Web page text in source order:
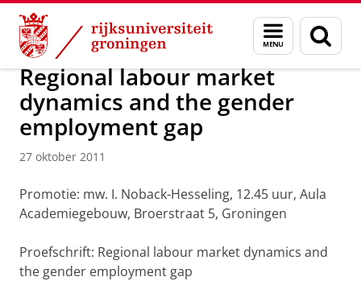
Skip
Content
Skip
Navigation
Menu
en
zoeken
Over ons Actueel Nieuws Nieuwsberichten
Regional labour market
dynamics and the gender
employment gap
27 oktober 2011
Promotie: mw. I. Noback-Hesseling, 12.45 uur, Aula
Academiegebouw, Broerstraat 5, Groningen
Proefschrift: Regional labour market dynamics and
the gender employment gap